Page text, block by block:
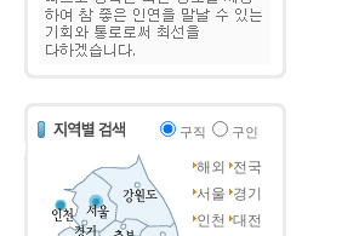
구직 구인
해외
전국
서울 경기
인천 대전